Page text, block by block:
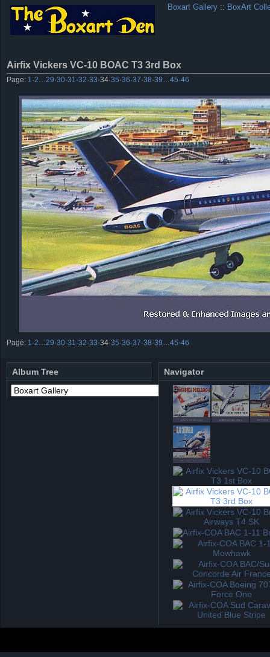
Boxart Gallery :: BoxArt
Airfix Vickers VC-10 BOAC T3 3rd Box
Page: 1 ·2 29·30·31 ·32·33·34·35·36·37·38·39 45·46
Page: 1 ·2 29·30·31 ·32·33·34·35·36·37·38·39 45·46
Album Tree Navigator